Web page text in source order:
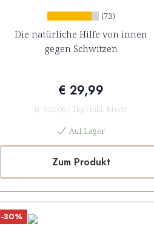
(73)
Die natürliche Hilfe von innen
gegen Schwitzen
€ 29,99
(€ 833,06 / 1kg) inkl. MwSt
Auf Lager
Zum Produkt
-30%